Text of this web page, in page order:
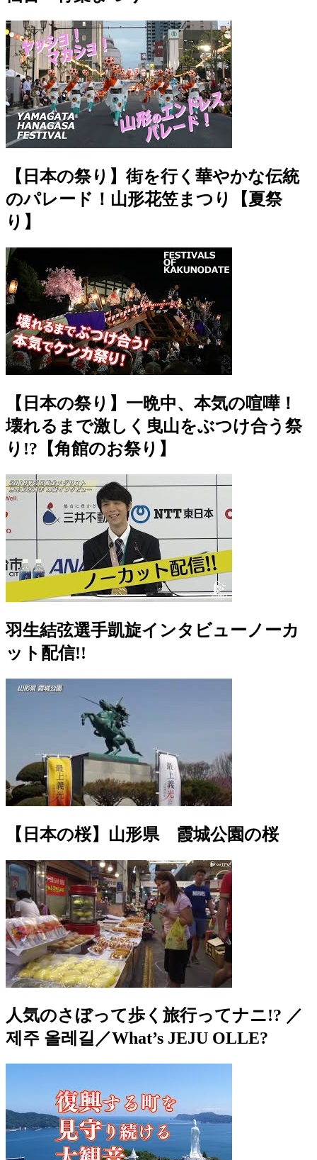
【日本の祭り】街を行く華やかな伝統
のパレード！山形花笠まつり【夏祭
り】
【日本の祭り】一晩中、本気の喧嘩！
壊れるまで激しく曳山をぶつけ合う祭
り!?【角館のお祭り】
羽生結弦選手凱旋インタビューノーカ
ット配信!!
【日本の桜】山形県 霞城公園の桜
人気のさぼって歩く旅行ってナニ!? ／
제주 올레길／What’s JEJU OLLE?